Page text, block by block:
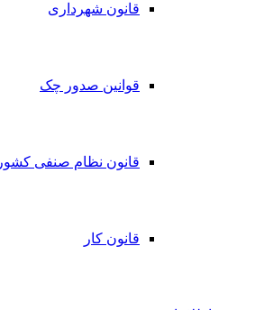
قانون شهرداری
قوانین صدور چک
قانون نظام صنفی کشور
قانون کار